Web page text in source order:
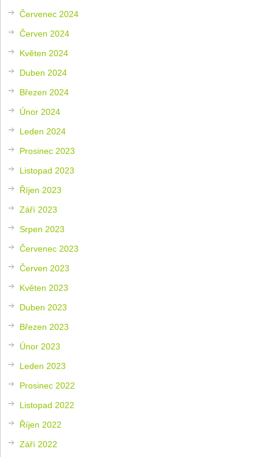
Červenec 2024
Červen 2024
Květen 2024
Duben 2024
Březen 2024
Únor 2024
Leden 2024
Prosinec 2023
Listopad 2023
Říjen 2023
Září 2023
Srpen 2023
Červenec 2023
Červen 2023
Květen 2023
Duben 2023
Březen 2023
Únor 2023
Leden 2023
Prosinec 2022
Listopad 2022
Říjen 2022
Září 2022